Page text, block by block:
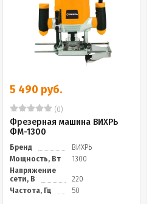
5 490 руб.
(0)
Фрезерная машина ВИХРЬ
ФМ-1300
Бренд
ВИХРЬ
Мощность, Вт
1300
Напряжение
сети, В
220
Частота, Гц
50